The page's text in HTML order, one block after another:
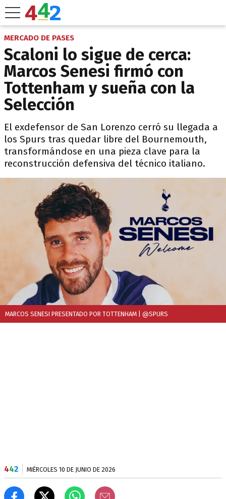
MERCADO DE PASES
Scaloni lo sigue de cerca:
Marcos Senesi firmó con
Tottenham y sueña con la
Selección
El exdefensor de San Lorenzo cerró su llegada a
los Spurs tras quedar libre del Bournemouth,
transformándose en una pieza clave para la
reconstrucción defensiva del técnico italiano.
MARCOS SENESI PRESENTADO POR TOTTENHAM | @SPURS
442 MIÉRCOLES 10 DE JUNIO DE 2026